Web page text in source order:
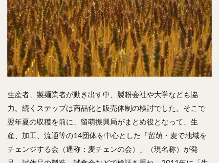
生産者、製麺業者が動き出す中、製粉会社や大学なども協
力。続くステップは商品化と販売体制の検討でした。そこで
翌年夏の収穫を前に、留萌振興局がまとめ役となって、生
産、加工、流通等の14団体を中心とした「留萌・麦で地域を
チェンジする会（通称：麦チェンの会）」（現名称）が発